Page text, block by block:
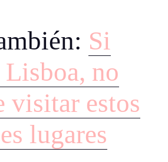
Si
no
visitar estos
lugares